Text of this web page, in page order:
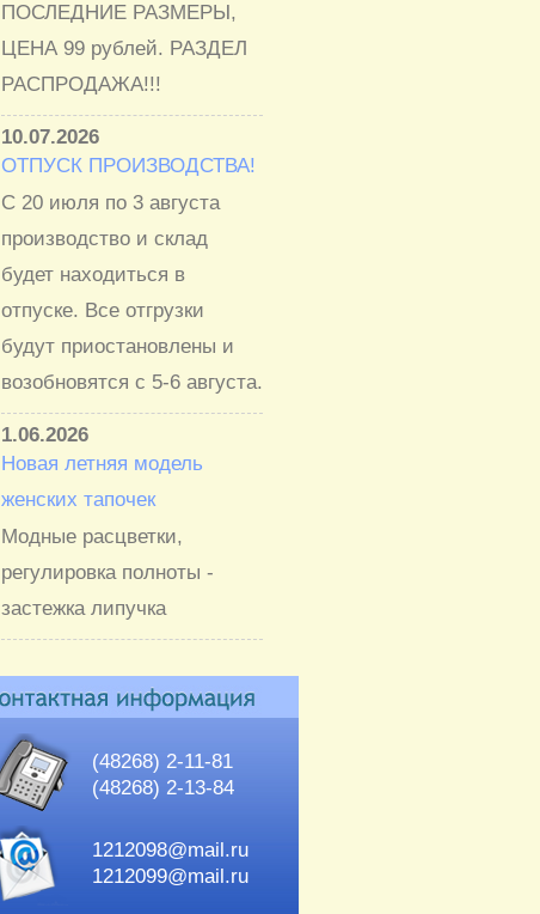
ПОСЛЕДНИЕ РАЗМЕРЫ,
ЦЕНА 99 рублей. РАЗДЕЛ
РАСПРОДАЖА!!!
10.07.2026
ОТПУСК ПРОИЗВОДСТВА!
С 20 июля по 3 августа
производство и склад
будет находиться в
отпуске. Все отгрузки
будут приостановлены и
возобновятся с 5-6 августа.
1.06.2026
Новая летняя модель
женских тапочек
Модные расцветки,
регулировка полноты -
застежка липучка
(48268) 2-11-81
(48268) 2-13-84
1212098@mail.ru
1212099@mail.ru